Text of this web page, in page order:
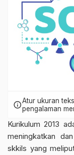
infoAtur ukuran
pengalaman
Kurikulum 2013
meningkatkan
skkils yang